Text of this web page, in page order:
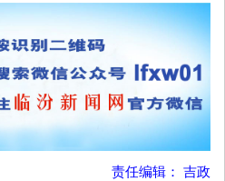
责任编辑： 吉政